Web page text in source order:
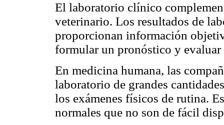
El laboratorio clínico
veterinario. Los resultados de
proporcionan información
formular un pronóstico y
En medicina humana, las
laboratorio de grandes
los exámenes físicos de rutina.
normales que no son de fácil